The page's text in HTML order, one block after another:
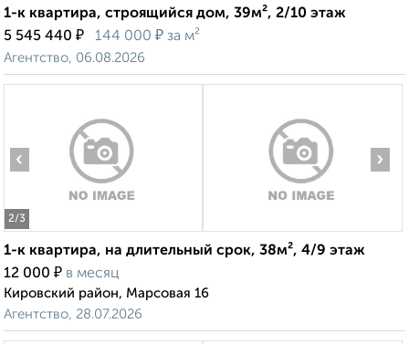
1-к квартира, строящийся дом, 39м², 2/10 этаж
5 545 440 ₽ 144 000 ₽ за м²
Агентство, 06.08.2026
2/3
‹ ›
1-к квартира, на длительный срок, 38м², 4/9 этаж
12 000 ₽ в месяц
Кировский район, Марсовая 16
Агентство, 28.07.2026